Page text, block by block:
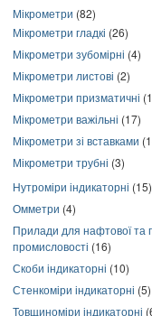
Мікрометри (82)
Мікрометри гладкі (26)
Мікрометри зубомірні (4)
Мікрометри листові (2)
Мікрометри призматичні
Мікрометри важільні (17)
Мікрометри зі вставками
Мікрометри трубні (3)
Нутроміри індикаторні (15)
Омметри (4)
Прилади для нафтової та
промисловості (16)
Скоби індикаторні (10)
Стенкоміри індикаторні (5)
Товщиноміри індикаторні